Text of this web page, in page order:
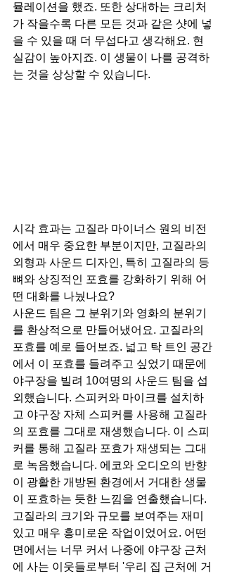
뮬레이션을 했죠. 또한 상대하는 크리처
가 작을수록 다른 모든 것과 같은 샷에 넣
을 수 있을 때 더 무섭다고 생각해요. 현
실감이 높아지죠. 이 생물이 나를 공격하
는 것을 상상할 수 있습니다.
시각 효과는 고질라 마이너스 원의 비전
에서 매우 중요한 부분이지만, 고질라의
외형과 사운드 디자인, 특히 고질라의 등
뼈와 상징적인 포효를 강화하기 위해 어
떤 대화를 나눴나요?
사운드 팀은 그 분위기와 영화의 분위기
를 환상적으로 만들어냈어요. 고질라의
포효를 예로 들어보죠. 넓고 탁 트인 공간
에서 이 포효를 들려주고 싶었기 때문에
야구장을 빌려 10여명의 사운드 팀을 섭
외했습니다. 스피커와 마이크를 설치하
고 야구장 자체 스피커를 사용해 고질라
의 포효를 그대로 재생했습니다. 이 스피
커를 통해 고질라 포효가 재생되는 그대
로 녹음했습니다. 에코와 오디오의 반향
이 광활한 개방된 환경에서 거대한 생물
이 포효하는 듯한 느낌을 연출했습니다.
고질라의 크기와 규모를 보여주는 재미
있고 매우 흥미로운 작업이었어요. 어떤
면에서는 너무 커서 나중에 야구장 근처
에 사는 이웃들로부터 '우리 집 근처에 거